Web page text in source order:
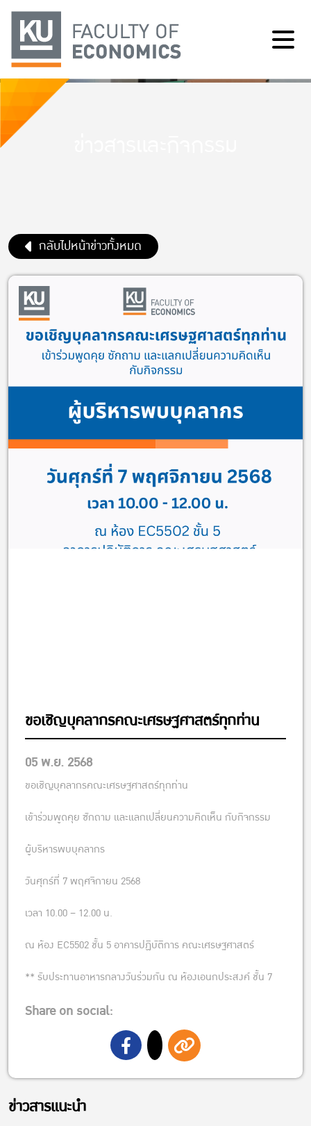
กลับไปหน้าข่าวทั้งหมด
ขอเชิญบุคลากรคณะเศรษฐศาสตร์ทุกท่าน
05 พ.ย. 2568
ขอเชิญบุคลากรคณะเศรษฐศาสตร์ทุกท่าน
เข้าร่วมพูดคุย ซักถาม และแลกเปลี่ยนความคิดเห็น กับกิจกรรม
ผู้บริหารพบบุคลากร
วันศุกร์ที่ 7 พฤศจิกายน 2568
เวลา 10.00 – 12.00 น.
ณ ห้อง EC5502 ชั้น 5 อาคารปฏิบัติการ คณะเศรษฐศาสตร์
** รับประทานอาหารกลางวันร่วมกัน ณ ห้องเอนกประสงค์ ชั้น 7
Share on social:
ข่าวสารแนะนำ